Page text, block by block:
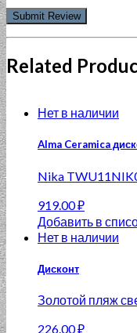
Related
Нет в наличии
Alma Ceramica
Nika
919.00₽
Добавить в
Нет в наличии
Дисконт
Золотой пляж
226.00₽